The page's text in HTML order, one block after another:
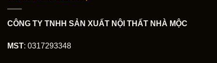
CÔNG TY TNHH SẢN XUẤT NỘI THẤT NHÀ MỘC
MST: 0317293348